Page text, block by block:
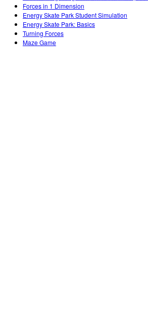
Forces in 1 Dimension
Energy Skate Park Student Simulation
Energy Skate Park: Basics
Turning Forces
Maze Game